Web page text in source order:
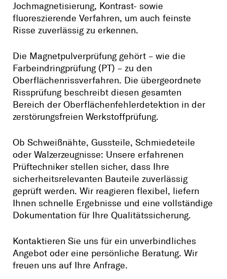
Jochmagnetisierung, Kontrast- sowie
fluoreszierende Verfahren, um auch feinste
Risse zuverlässig zu erkennen.
Die Magnetpulverprüfung gehört – wie die
Farbeindringprüfung (PT) – zu den
Oberflächenrissverfahren. Die übergeordnete
Rissprüfungbeschreibt diesen gesamten
Bereich der Oberflächenfehlerdetektion in der
zerstörungsfreien Werkstoffprüfung.
Ob Schweißnähte, Gussteile, Schmiedeteile
oder Walzerzeugnisse: Unsere erfahrenen
Prüftechniker stellen sicher, dass Ihre
sicherheitsrelevanten Bauteile zuverlässig
geprüft werden. Wir reagieren flexibel, liefern
Ihnen schnelle Ergebnisse und eine vollständige
Dokumentation für Ihre Qualitätssicherung.
Kontaktieren Sie uns für ein unverbindliches
Angebot oder eine persönliche Beratung. Wir
freuen uns auf Ihre Anfrage.